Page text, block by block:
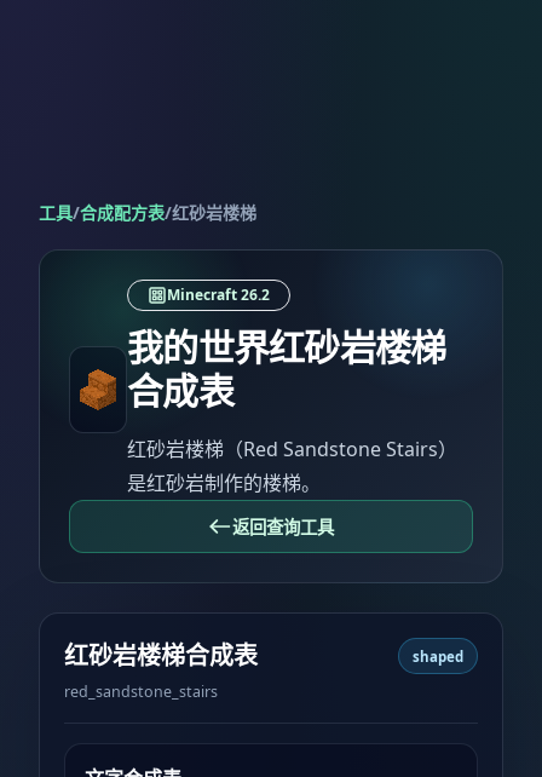
工具/合成配方表/红砂岩楼梯
Minecraft 26.2
我的世界红砂岩楼梯
合成表
红砂岩楼梯（Red Sandstone Stairs）
是红砂岩制作的楼梯。
返回查询工具
红砂岩楼梯合成表
red_sandstone_stairs
shaped